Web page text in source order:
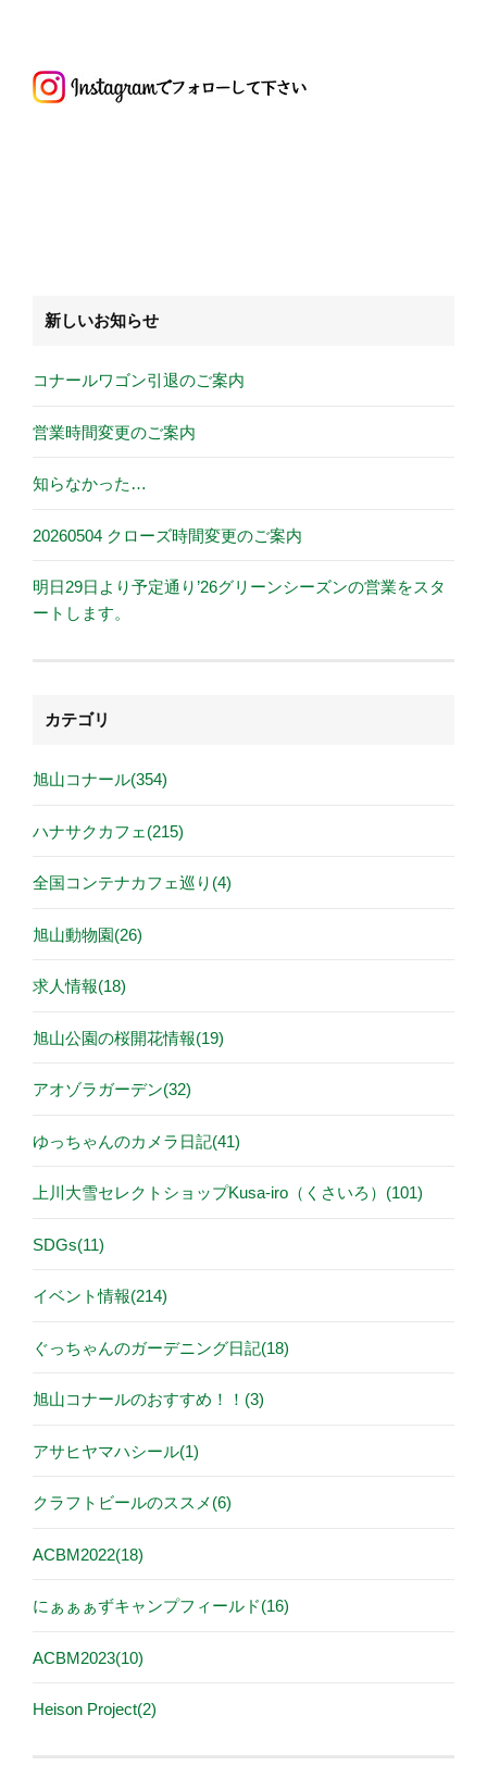
新しいお知らせ
コナールワゴン引退のご案内
営業時間変更のご案内
知らなかった…
20260504 クローズ時間変更のご案内
明日29日より予定通り’26グリーンシーズンの営業をスタ
ートします。
カテゴリ
旭山コナール(354)
ハナサクカフェ(215)
全国コンテナカフェ巡り(4)
旭山動物園(26)
求人情報(18)
旭山公園の桜開花情報(19)
アオゾラガーデン(32)
ゆっちゃんのカメラ日記(41)
上川大雪セレクトショップKusa-iro（くさいろ）(101)
SDGs(11)
イベント情報(214)
ぐっちゃんのガーデニング日記(18)
旭山コナールのおすすめ！！(3)
アサヒヤマハシール(1)
クラフトビールのススメ(6)
ACBM2022(18)
にぁぁぁずキャンプフィールド(16)
ACBM2023(10)
Heison Project(2)